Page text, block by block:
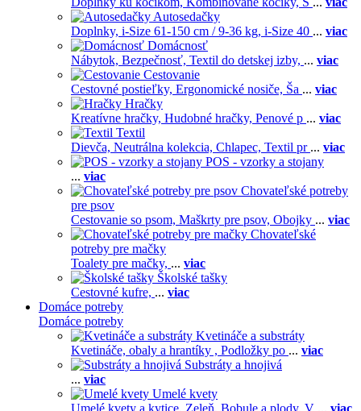
Autosedačky
Doplnky, i-Size 61-150 cm / 9-36 kg, i-Size 40 ... viac
Domácnosť
Nábytok, Bezpečnosť, Textil do detskej izby, ... viac
Cestovanie
Cestovné postieľky, Ergonomické nosiče, Ša ... viac
Hračky
Kreatívne hračky, Hudobné hračky, Penové p ... viac
Textil
Dievča, Neutrálna kolekcia, Chlapec, Textil pr ... viac
POS - vzorky a stojany
... viac
Chovateľské potreby
pre psov
Cestovanie so psom, Maškrty pre psov, Obojky ... viac
Chovateľské
potreby pre mačky
Toalety pre mačky, ... viac
Školské tašky
Cestovné kufre, ... viac
Domáce potreby
Domáce potreby
Kvetináče a substráty
Kvetináče, obaly a hrantíky , Podložky po ... viac
Substráty a hnojivá
... viac
Umelé kvety
Umelé kvety a kytice, Zeleň, Bobule a plody, V ... viac